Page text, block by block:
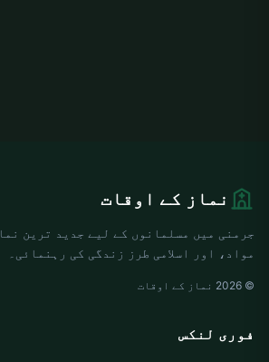
نماز کے اوقات
جرمنی میں مسلمانوں کے لیے جدید ترین
مواد، اور اسلامی طرز زندگی کی رہنمائی۔
© 2026 نماز کے اوقات
فوری لنکس